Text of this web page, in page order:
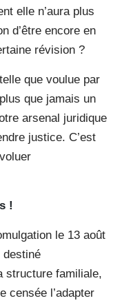
elle n’aura plus
d’être encore en
révision ?
que voulue par
que jamais un
arsenal juridique
justice. C’est
!
le 13 août
destiné
structure familiale,
censée l’adapter